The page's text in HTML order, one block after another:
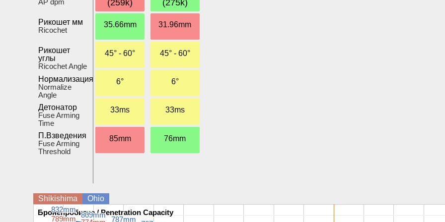
Рикошет мм
Ricochet
Рикошет
углы
Ricochet Angle
Нормализация
Normalize
Angle
Детонатор
Fuse Arming
Time
П.Взведения
Fuse Arming
Threshold
(259k)
35.66mm
45° - 60°
6°
33ms
85mm
(275k)
31.96mm
45° - 60°
6°
33ms
76mm
Shikishima Ohio
Бронепробитие / Penetration Capacity
Бронепробитие / Penetration Capacity
789mm
789mm
832mm
832mm
809mm
809mm
787mm
787mm